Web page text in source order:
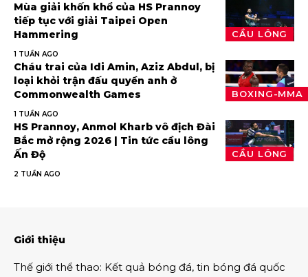
CẦU LÔNG
Mùa giải khốn khổ của HS Prannoy
tiếp tục với giải Taipei Open
Hammering
1 TUẦN AGO
BOXING-MMA
Cháu trai của Idi Amin, Aziz Abdul, bị
loại khỏi trận đấu quyền anh ở
Commonwealth Games
1 TUẦN AGO
CẦU LÔNG
HS Prannoy, Anmol Kharb vô địch Đài
Bắc mở rộng 2026 | Tin tức cầu lông
Ấn Độ
2 TUẦN AGO
Giới thiệu
Thế giới thể thao: Kết quả bóng đá, tin bóng đá quốc